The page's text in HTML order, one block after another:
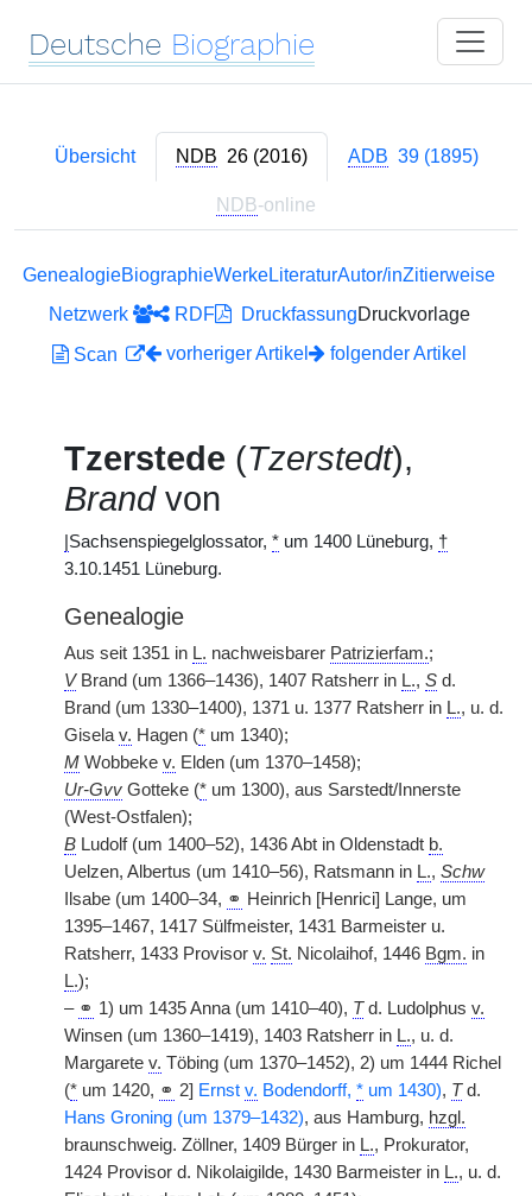
Deutsche Biographie
Übersicht NDB 26 (2016) ADB 39 (1895)
NDB-online
GenealogieBiographieWerkeLiteraturAutor/inZitierweise
Netzwerk
RDF DruckfassungDruckvorlage
Scan
vorheriger Artikel folgender Artikel
Tzerstede (Tzerstedt),
Brandvon
Sachsenspiegelglossator, * um 1400 Lüneburg, †
3.10.1451 Lüneburg.
Genealogie
Aus seit 1351 in L. nachweisbarer Patrizierfam.;
VBrand (um 1366–1436), 1407 Ratsherr in L., S d.
Brand (um 1330–1400), 1371 u. 1377 Ratsherr in L., u. d.
Gisela v. Hagen (* um 1340);
M Wobbeke v. Elden (um 1370–1458);
Ur-Gvv Gotteke (* um 1300), aus Sarstedt/Innerste
(West-Ostfalen);
B Ludolf (um 1400–52), 1436 Abt in Oldenstadt b.
Uelzen, Albertus (um 1410–56), Ratsmann in L., Schw
Ilsabe (um 1400–34, ⚭ Heinrich [Henrici] Lange, um
1395–1467, 1417 Sülfmeister, 1431 Barmeister u.
Ratsherr, 1433 Provisor v. St. Nicolaihof, 1446 Bgm. in
L.);
– ⚭ 1) um 1435 Anna (um 1410–40), Td. Ludolphus v.
Winsen (um 1360–1419), 1403 Ratsherr in L., u. d.
Margarete v. Töbing (um 1370–1452), 2) um 1444 Richel
(* um 1420, ⚭ 2] Ernst v. Bodendorff, * um 1430), Td.
Hans Groning (um 1379–1432), aus Hamburg, hzgl.
braunschweig. Zöllner, 1409 Bürger in L., Prokurator,
1424 Provisor d. Nikolaigilde, 1430 Barmeister in L., u. d.